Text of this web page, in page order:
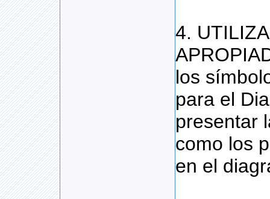
4.
los
para el
presentar
como los
en el